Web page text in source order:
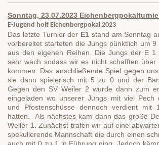
Sonntag, 23.07.2023
E-Jugend holt Eichenbergpokal 2023
Das letzte Turnier der E1 stand am Sonntag
vorbereitet starteten die Jungs pünktlich um
aus den eigenen Reihen. Die Jungs der E 1
sehr wach sodass wir es nicht schafften
kommen. Das anschließende Spiel gegen
sie dann spielerisch mit 5 zu 0 und der
Gegen den SV Weiler 2 wurde dann zum
eingeladen wo unserer Jungs mit viel Pech
und Pfostenschüsse dennoch verdient mit
hatten. Als nächstes kam dann das große
Weiler 1. Zunächst trafen wir auf eine
spekulierende Mannschaft die durch einen
auch mit 0 zu 1 in Führung ging. Jedoch